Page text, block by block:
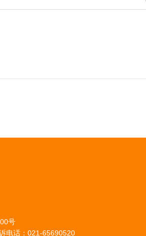
号
电话：021-65690520